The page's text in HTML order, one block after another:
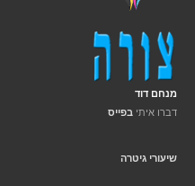
מנחם דוד
דברו איתי בפייס
שיעורי גיטרה